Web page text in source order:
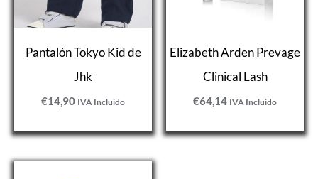
Pantalón Tokyo Kid de
Jhk
€14,90 IVA Incluido
Elizabeth Arden Prevage
Clinical Lash
€64,14 IVA Incluido